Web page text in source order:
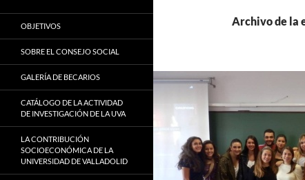
Archivo de la
OBJETIVOS
SOBRE EL CONSEJO SOCIAL
GALERÍA DE BECARIOS
CATÁLOGO DE LA ACTIVIDAD
DE INVESTIGACIÓN DE LA UVA
LA CONTRIBUCIÓN
SOCIOECONÓMICA DE LA
UNIVERSIDAD DE VALLADOLID